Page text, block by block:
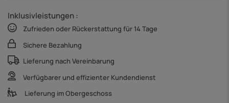
Inklusivleistungen :
Zufrieden oder Rückerstattung für 14 Tage
Sichere Bezahlung
Lieferung nach Vereinbarung
Verfügbarer und effizienter Kundendienst
Lieferung im Obergeschoss